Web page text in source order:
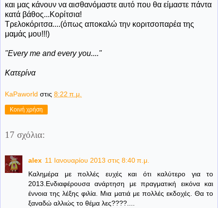
και μας κάνουν να αισθανόμαστε αυτό που θα είμαστε πάντα
κατά βάθος...Κορίτσια!
Τρελοκόριτσα....(όπως αποκαλώ την κοριτσοπαρέα της
μαμάς μου!!!)
"Every me and every you...."
Κατερίνα
KaPaworld στις 8:22 π.μ.
Κοινή χρήση
17 σχόλια:
alex 11 Ιανουαρίου 2013 στις 8:40 π.μ.
Καλημέρα με πολλές ευχές και ότι καλύτερο για το
2013.Ενδιαφέρουσα ανάρτηση με πραγματική εικόνα και
έννοια της λέξης φιλία. Μια ματιά με πολλές εκδοχές. Θα το
ξαναδώ αλλιώς το θέμα λες????....